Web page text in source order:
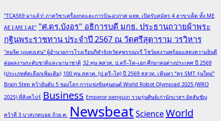
"TCAS69 มาแล้ว! ภาควิชาเครื่องกลและการบิน-อวกาศ มจพ. เปิดรับสมัคร 4 สาขาเด็ด ทั้ง ME
AE I-ME I-AE" "ศ.ดร.บังอร" อธิการบดี มกธ. ประธานถวายผ้าพระ
กฐินพระราชทาน ประจำปี 2567 ณ วัดศรีสุดาราม วรวิหาร
"สมจิต บุญคงเสน" ผู้อำนวยการโรงเรียนกีฬาจังหวัดสุพรรณบุรี โชว์ผลงานพร้อมแสดงความยินดี
ต่อผลงานระดับชาติและนานาชาติ 32 ทุน พสวท. ป.ตรี–โท–เอก ศึกษาต่อต่างประเทศ ปี 2569
(ประเภทคัดเลือกเพิ่มเติม) 100 ทุน สควค. (ป.ตรี–โท) ปี 2569 สสวท. เฟ้นหา “ครู SMT รุ่นใหม่”
Brain Step คว้าอันดับ 5 ของโลก การแข่งขันหุ่นยนต์ World Robot Olympiad 2025 (WRO
2025) ที่สิงคโปร์ Business Emperor penguin รวมรุ่นศิษย์เก่านักบาสฯ อัสสัมชัญ
คว้าที่ 3 บาสเกตบอล ถ้วย ค. NewsbeatScienceWorld